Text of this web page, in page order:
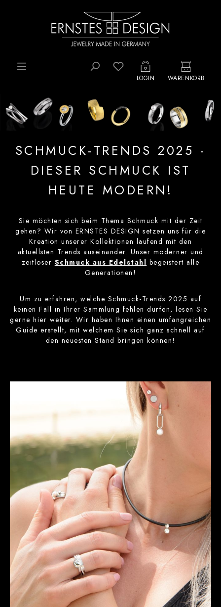
Zum Hauptinhalt springen
Du hast 0 Produkte auf
LOGIN WARENKORB
SCHMUCK-TRENDS 2025 -
DIESER SCHMUCK IST
HEUTE MODERN!
Sie möchten sich beim Thema Schmuck mit der Zeit
gehen? Wir von ERNSTES DESIGN setzen uns für die
Kreation unserer Kollektionen laufend mit den
aktuellsten Trends auseinander. Unser moderner und
zeitloser Schmuck aus Edelstahl begeistert alle
Generationen!
Um zu erfahren, welche Schmuck-Trends 2025 auf
keinen Fall in Ihrer Sammlung fehlen dürfen, lesen Sie
gerne hier weiter. Wir haben Ihnen einen umfangreichen
Guide erstellt, mit welchem Sie sich ganz schnell auf
den neuesten Stand bringen können!